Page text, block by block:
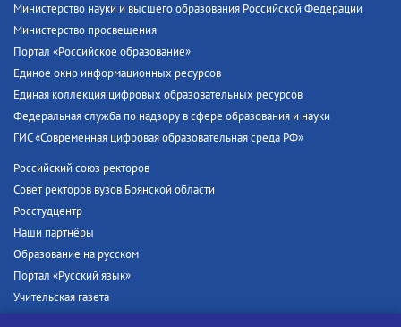
Министерство науки и высшего образования Российской Федерации
Министерство просвещения
Портал «Российское образование»
Единое окно информационных ресурсов
Единая коллекция цифровых образовательных ресурсов
Федеральная служба по надзору в сфере образования и науки
ГИС «Современная цифровая образовательная среда РФ»
Российский союз ректоров
Совет ректоров вузов Брянской области
Росстудцентр
Наши партнёры
Образование на русском
Портал «Русский язык»
Учительская газета